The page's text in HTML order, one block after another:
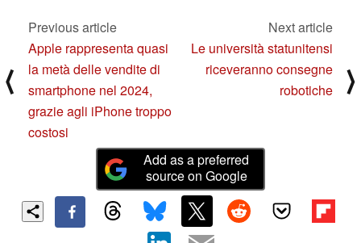
controllo remoto da
smartphone09/10/2024
⟨
Previous article
Apple rappresenta quasi
la metà delle vendite di
smartphone nel 2024,
grazie agli iPhone troppo
costosi
Next article
Le università statunitensi
riceveranno consegne
robotiche
⟩
Add as a preferred
source on Google